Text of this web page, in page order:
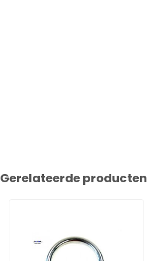
Gerelateerde producten